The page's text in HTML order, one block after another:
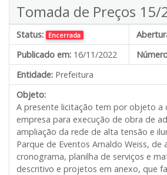
Tomada de Preços 15/
Status: Encerrada
Publicado em: 16/11/2022
Entidade: Prefeitura
Objeto:
A presente licitação tem por objeto a
empresa para execução de obra de
ampliação da rede de alta tensão e
Parque de Eventos Arnaldo Weiss, de
cronograma, planilha de serviços e
descritivo e projetos em anexo, que